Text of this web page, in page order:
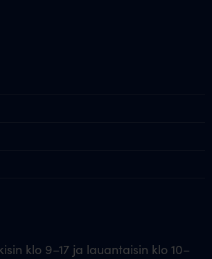
klo 9–17 ja lauantaisin klo 10–